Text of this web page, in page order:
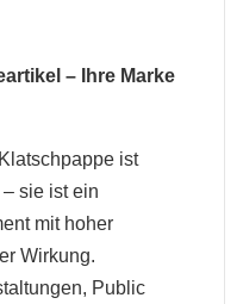
– Ihre Marke
ist
sie ist ein
mit hoher
Wirkung.
Public